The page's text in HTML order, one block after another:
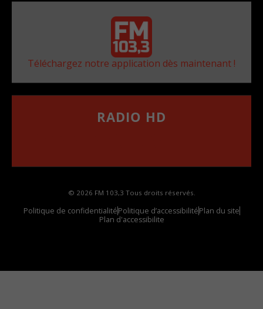
Téléchargez notre application dès maintenant !
RADIO HD
© 2026 FM 103,3 Tous droits réservés.
Politique de confidentialitéPolitique d’accessibilitéPlan du site
Plan d'accessibilite